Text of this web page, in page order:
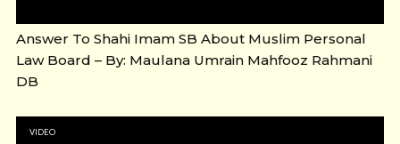
Answer To Shahi Imam SB About Muslim Personal
Law Board – By: Maulana Umrain Mahfooz Rahmani
DB
VIDEO